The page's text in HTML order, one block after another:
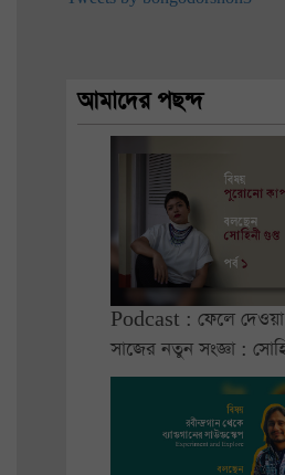
আমাদের পছন্দ
Podcast : ফেলে
সাজের নতুন সংজ্ঞা :